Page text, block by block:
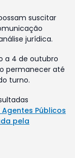
suscitar
jurídica.
a 4 de outubro
permanecer até
turno.
Públicos
pela